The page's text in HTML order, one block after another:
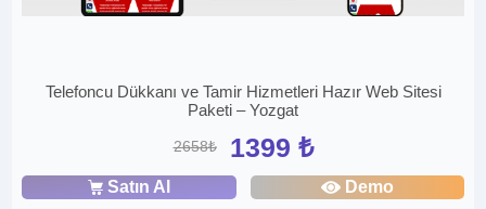
Telefoncu Dükkanı ve Tamir Hizmetleri Hazır Web Sitesi
Paketi – Yozgat
2658₺ 1399 ₺
Satın Al Demo